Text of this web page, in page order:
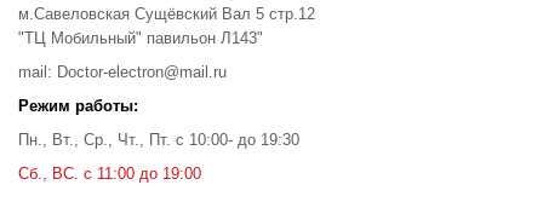
м.Савеловская Сущёвский Вал 5 стр.12
"ТЦ Мобильный" павильон Л143"
mail: Doctor-electron@mail.ru
Режим работы:
Пн., Вт., Ср., Чт., Пт. с 10:00- до 19:30
Сб., ВС. с 11:00 до 19:00